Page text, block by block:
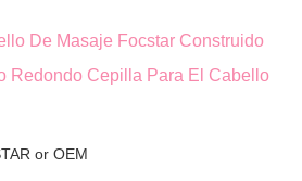
De Masaje Focstar Construido
Redondo Cepilla Para El Cabello
or OEM